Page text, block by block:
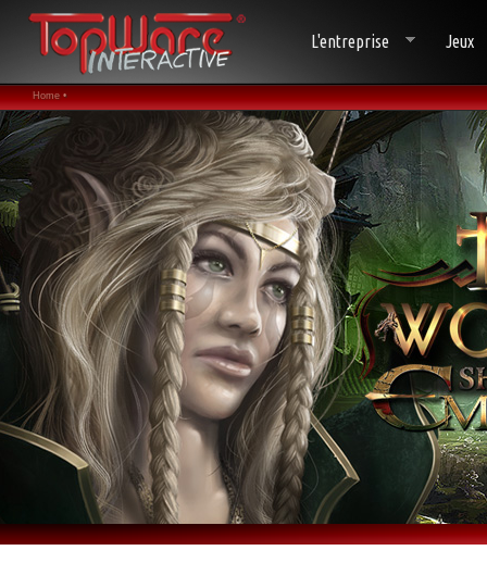
L'entreprise Jeux
Home •